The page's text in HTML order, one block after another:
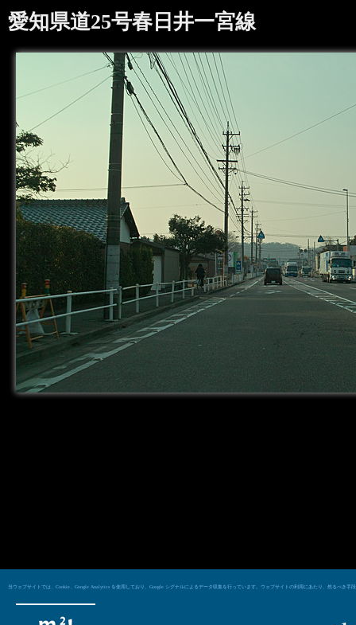
愛知県道25号春日井一宮線
当ウェブサイトでは、Cookie、Google Analytics を使用しており、Google シグナルによるデータ収集を行っています。ウェブサイトの利用にあたり、然るべき